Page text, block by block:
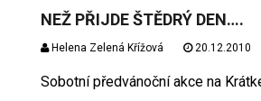
NEŽ PŘIJDE ŠTĚDRÝ DEN….
Helena Zelená Křížová 20.12.2010
Sobotní předvánoční akce na